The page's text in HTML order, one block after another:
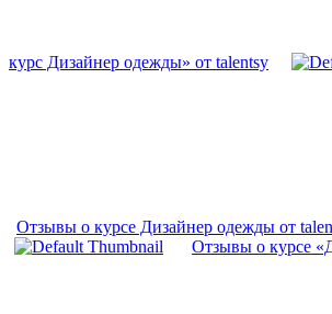
курс Дизайнер одежды» от talentsy
Отзывы о курсе Дизайнер одежды от
Отзывы о курсе